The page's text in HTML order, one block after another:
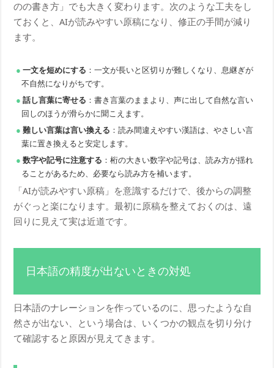
のの書き方」でも大きく変わります。次のような工夫をし
ておくと、AIが読みやすい原稿になり、修正の手間が減り
ます。
一文を短めにする ：一文が長いと区切りが難しくなり、息継ぎが
不自然になりがちです。
話し言葉に寄せる ：書き言葉のままより、声に出して自然な言い
回しのほうが滑らかに聞こえます。
難しい言葉は言い換える ：読み間違えやすい漢語は、やさしい言
葉に置き換えると安定します。
数字や記号に注意する ：桁の大きい数字や記号は、読み方が揺れ
ることがあるため、必要なら読み方を補います。
「AIが読みやすい原稿」を意識するだけで、後からの調整
がぐっと楽になります。最初に原稿を整えておくのは、遠
回りに見えて実は近道です。
日本語の精度が出ないときの対処
日本語のナレーションを作っているのに、思ったような自
然さが出ない、という場合は、いくつかの観点を切り分け
て確認すると原因が見えてきます。